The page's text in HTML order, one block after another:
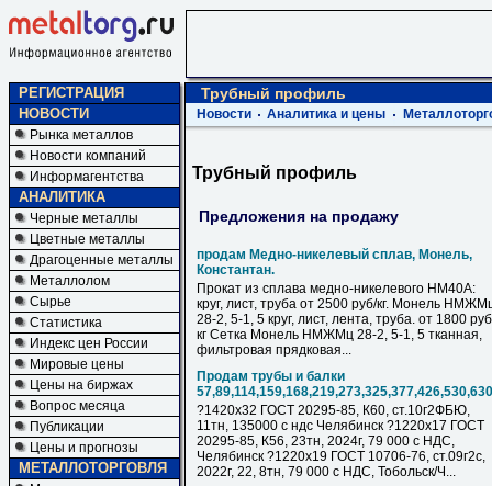
РЕГИСТРАЦИЯ
НОВОСТИ
Рынка металлов
Новости компаний
Информагентства
АНАЛИТИКА
Черные металлы
Цветные металлы
Драгоценные металлы
Металлолом
Сырье
Статистика
Индекс цен России
Мировые цены
Цены на биржах
Вопрос месяца
Публикации
Цены и прогнозы
МЕТАЛЛОТОРГОВЛЯ
Трубный профиль
Новости Аналитика и цены
Трубный профиль
Предложения на продажу
продам Медно-никелевый сплав, Монель,
Константан.
Прокат из сплава медно-никелевого НМ40А:
круг, лист, труба от 2500 руб/кг. Монель
28-2, 5-1, 5 круг, лист, лента, труба. от 1800
кг Сетка Монель НМЖМц 28-2, 5-1, 5 тканная,
фильтровая прядковая...
Продам трубы и балки
?1420х32 ГОСТ 20295-85, К60, ст.10г2ФБЮ,
11тн, 135000 с ндс Челябинск ?1220х17 ГОСТ
20295-85, К56, 23тн, 2024г, 79 000 с НДC,
Челябинск ?1220х19 ГОСТ 10706-76, ст.09г2с,
2022г, 22, 8тн, 79 000 с НДC, Тобольск/Ч...